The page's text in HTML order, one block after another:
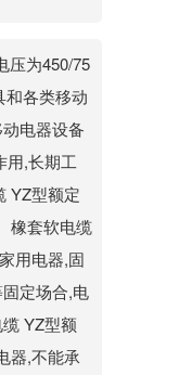
压为450/75
和各类移动
电器设备
用,长期工
YZ型额定
橡套软电缆
用电器,固
定场合,电
YZ型额
器,不能承